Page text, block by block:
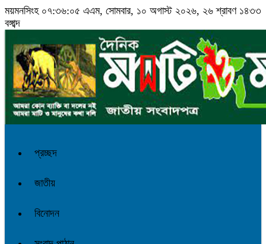
ময়মনসিংহ ০৭:৩৬:০৬ এএম, সোমবার, ১০ অগাস্ট ২০২৬, ২৬ শ্রাবণ ১৪৩৩
বঙ্গাব্দ
প্রচ্ছদ
জাতীয়
বিনোদন